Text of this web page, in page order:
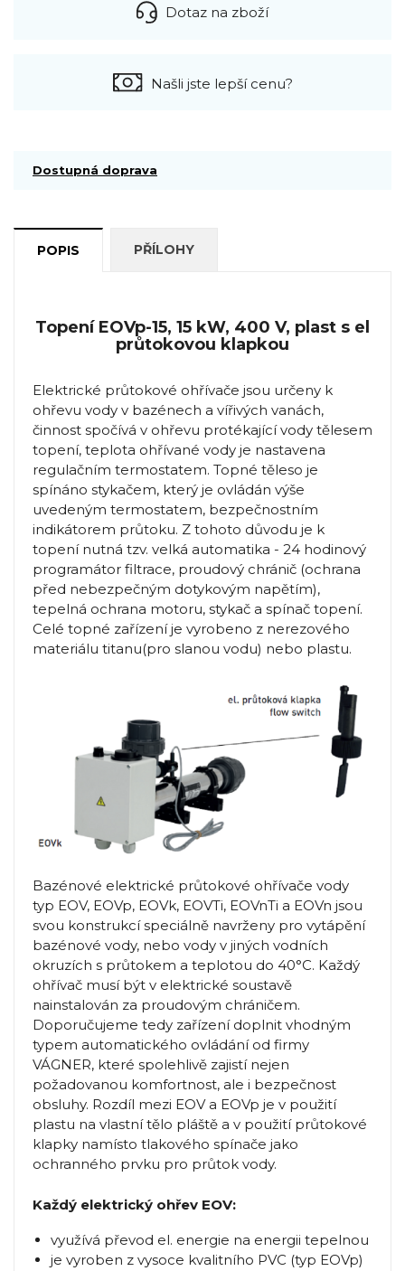
Dotaz na zboží
Našli jste lepší cenu?
Dostupná doprava
POPIS PŘÍLOHY
Topení EOVp-15, 15 kW, 400 V, plast s el
průtokovou klapkou
Elektrické průtokové ohřívače jsou určeny k
ohřevu vody v bazénech a vířivých vanách,
činnost spočívá v ohřevu protékající vody tělesem
topení, teplota ohřívané vody je nastavena
regulačním termostatem. Topné těleso je
spínáno stykačem, který je ovládán výše
uvedeným termostatem, bezpečnostním
indikátorem průtoku. Z tohoto důvodu je k
topení nutná tzv. velká automatika - 24 hodinový
programátor filtrace, proudový chránič (ochrana
před nebezpečným dotykovým napětím),
tepelná ochrana motoru, stykač a spínač topení.
Celé topné zařízení je vyrobeno z nerezového
materiálu titanu(pro slanou vodu) nebo plastu.
Bazénové elektrické průtokové ohřívače vody
typ EOV, EOVp, EOVk, EOVTi, EOVnTi a EOVn jsou
svou konstrukcí speciálně navrženy pro vytápění
bazénové vody, nebo vody v jiných vodních
okruzích s průtokem a teplotou do 40°C. Každý
ohřívač musí být v elektrické soustavě
nainstalován za proudovým chráničem.
Doporučujeme tedy zařízení doplnit vhodným
typem automatického ovládání od firmy
VÁGNER, které spolehlivě zajistí nejen
požadovanou komfortnost, ale i bezpečnost
obsluhy. Rozdíl mezi EOV a EOVp je v použití
plastu na vlastní tělo pláště a v použití průtokové
klapky namísto tlakového spínače jako
ochranného prvku pro průtok vody.
Každý elektrický ohřev EOV:
využívá převod el. energie na energii tepelnou
je vyroben z vysoce kvalitního PVC (typ EOVp)